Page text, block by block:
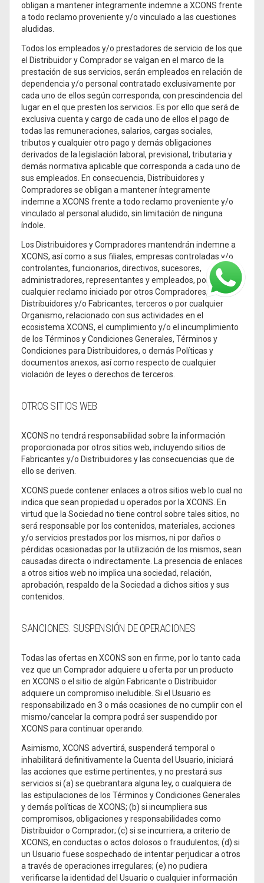
obligan a mantener íntegramente indemne a XCONS frente
a todo reclamo proveniente y/o vinculado a las cuestiones
aludidas.
Todos los empleados y/o prestadores de servicio de los que
el Distribuidor y Comprador se valgan en el marco de la
prestación de sus servicios, serán empleados en relación de
dependencia y/o personal contratado exclusivamente por
cada uno de ellos según corresponda, con prescindencia del
lugar en el que presten los servicios. Es por ello que será de
exclusiva cuenta y cargo de cada uno de ellos el pago de
todas las remuneraciones, salarios, cargas sociales,
tributos y cualquier otro pago y demás obligaciones
derivados de la legislación laboral, previsional, tributaria y
demás normativa aplicable que corresponda a cada uno de
sus empleados. En consecuencia, Distribuidores y
Compradores se obligan a mantener íntegramente
indemne a XCONS frente a todo reclamo proveniente y/o
vinculado al personal aludido, sin limitación de ninguna
índole.
Los Distribuidores y Compradores mantendrán indemne a
XCONS, así como a sus filiales, empresas controladas y/o
controlantes, funcionarios, directivos, sucesores,
administradores, representantes y empleados, por
cualquier reclamo iniciado por otros Compradores,
Distribuidores y/o Fabricantes, terceros o por cualquier
Organismo, relacionado con sus actividades en el
ecosistema XCONS, el cumplimiento y/o el incumplimiento
de los Términos y Condiciones Generales, Términos y
Condiciones para Distribuidores, o demás Políticas y
documentos anexos, así como respecto de cualquier
violación de leyes o derechos de terceros.
OTROS SITIOS WEB
XCONS no tendrá responsabilidad sobre la información
proporcionada por otros sitios web, incluyendo sitios de
Fabricantes y/o Distribuidores y las consecuencias que de
ello se deriven.
XCONS puede contener enlaces a otros sitios web lo cual no
indica que sean propiedad u operados por la XCONS. En
virtud que la Sociedad no tiene control sobre tales sitios, no
será responsable por los contenidos, materiales, acciones
y/o servicios prestados por los mismos, ni por daños o
pérdidas ocasionadas por la utilización de los mismos, sean
causadas directa o indirectamente. La presencia de enlaces
a otros sitios web no implica una sociedad, relación,
aprobación, respaldo de la Sociedad a dichos sitios y sus
contenidos.
SANCIONES. SUSPENSIÓN DE OPERACIONES
Todas las ofertas en XCONS son en firme, por lo tanto cada
vez que un Comprador adquiere u oferta por un producto
en XCONS o el sitio de algún Fabricante o Distribuidor
adquiere un compromiso ineludible. Si el Usuario es
responsabilizado en 3 o más ocasiones de no cumplir con el
mismo/cancelar la compra podrá ser suspendido por
XCONS para continuar operando.
Asimismo, XCONS advertirá, suspenderá temporal o
inhabilitará definitivamente la Cuenta del Usuario, iniciará
las acciones que estime pertinentes, y no prestará sus
servicios si (a) se quebrantara alguna ley, o cualquiera de
las estipulaciones de los Términos y Condiciones Generales
y demás políticas de XCONS; (b) si incumpliera sus
compromisos, obligaciones y responsabilidades como
Distribuidor o Comprador; (c) si se incurriera, a criterio de
XCONS, en conductas o actos dolosos o fraudulentos; (d) si
un Usuario fuese sospechado de intentar perjudicar a otros
a través de operaciones irregulares; (e) no pudiera
verificarse la identidad del Usuario o cualquier información